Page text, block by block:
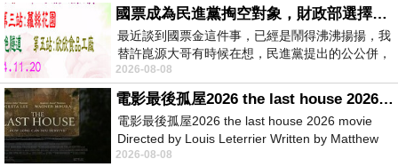
國票成為民進黨掏空對象，財政部選擇性失憶
最近談到國票金這件事，已經是鬧得沸沸揚揚，我
替許崑源大哥有時候在想，民進黨提出的公公併，
其實就是想要國庫通黨庫，鬧出最大的醜
2026-08-08
電影最後孤屋2026 the last house 2026 movie
電影最後孤屋2026 the last house 2026 movie
Directed by Louis Leterrier Written by Matthew
Robinson Starring Greta Lee Wa
2026-08-08